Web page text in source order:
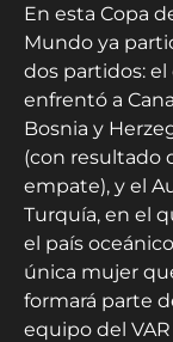
En esta Copa
Mundo ya
dos partidos: el
enfrentó a
Bosnia y
(con resultado
empate), y el
Turquía, en el
el país
única mujer
formará parte
equipo del